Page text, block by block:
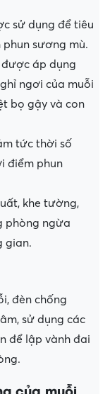
sử dụng để tiêu
sương mù.
áp dụng
ngơi của muỗi
bọ gậy và con
tức thời số
điểm phun
khe tường,
phòng ngừa
gian.
đèn chống
sử dụng các
để lập vành đai